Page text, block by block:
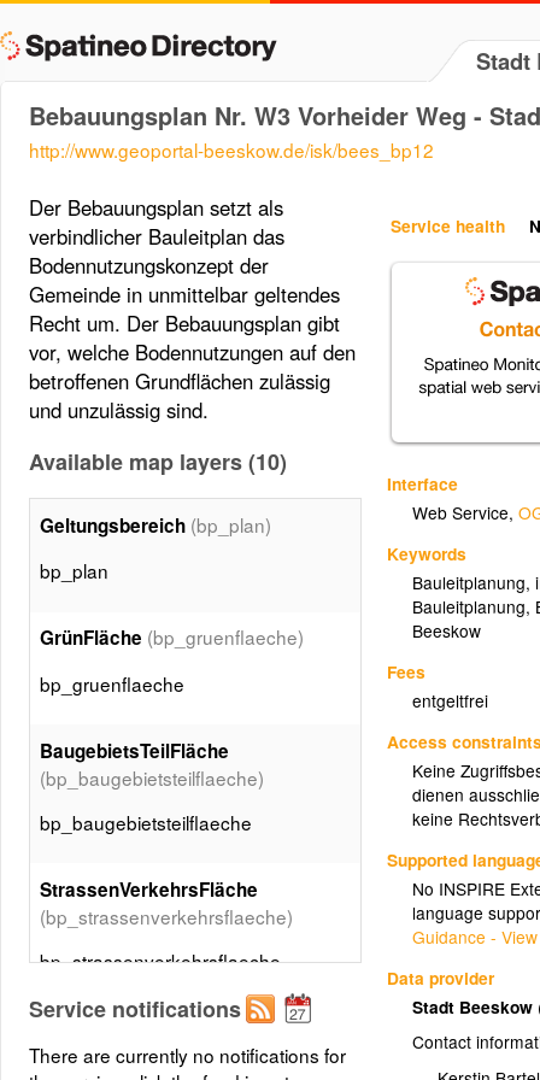
Stadt
Bebauungsplan Nr. W3 Vorheider Weg -
http://www.geoportal-beeskow.de/isk/bees_bp12
Service health
Interface
Web Service,
Keywords
Bauleitplanung,
Bauleitplanung,
Beeskow
Fees
entgeltfrei
Access
Keine
dienen
keine
Supported
No INSPIRE
language
Guidance -
Data provider
Stadt Beeskow
Contact
Der Bebauungsplan setzt als
verbindlicher Bauleitplan das
Bodennutzungskonzept der
Gemeinde in unmittelbar geltendes
Recht um. Der Bebauungsplan gibt
vor, welche Bodennutzungen auf den
betroffenen Grundflächen zulässig
und unzulässig sind.
Available map layers (10)
Geltungsbereich (bp_plan)
bp_plan
GrünFläche (bp_gruenflaeche)
bp_gruenflaeche
BaugebietsTeilFläche
(bp_baugebietsteilflaeche)
bp_baugebietsteilflaeche
StrassenVerkehrsFläche
(bp_strassenverkehrsflaeche)
bp_strassenverkehrsflaeche
ÜberbaubareGrundstücksFläche
(bp_ueberbaubaregrundstuecksflaeche)
Service notifications
There are currently no notifications for